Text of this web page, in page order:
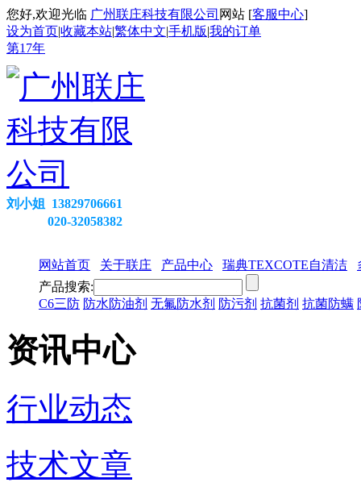
您好,欢迎光临 广州联庄科技有限公司 网站 [客服中心]
设为首页|收藏本站|繁体中文|手机版|我的订单
第17年
刘小姐 13829706661
020-32058382
网站首页 关于联庄 产品中心 瑞典TEXCOTE自清洁
产品搜索:
C6三防 防水防油剂 无氟防水剂 防污剂 抗菌剂 抗菌防螨
资讯中心
行业动态
技术文章